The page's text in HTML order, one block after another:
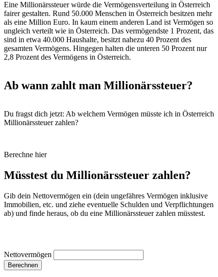
Eine Millionärssteuer würde die Vermögensverteilung in Österreich
fairer gestalten. Rund 50.000 Menschen in Österreich besitzen mehr
als eine Million Euro. In kaum einem anderen Land ist Vermögen so
ungleich verteilt wie in Österreich. Das vermögendste 1 Prozent, das
sind in etwa 40.000 Haushalte, besitzt nahezu 40 Prozent des
gesamten Vermögens. Hingegen halten die unteren 50 Prozent nur
2,8 Prozent des Vermögens in Österreich.
Ab wann zahlt man Millionärssteuer?
Du fragst dich jetzt: Ab welchem Vermögen müsste ich in Österreich
Millionärssteuer zahlen?
Berechne hier
Müsstest du Millionärssteuer zahlen?
Gib dein Nettovermögen ein (dein ungefähres Vermögen inklusive
Immobilien, etc. und ziehe eventuelle Schulden und Verpflichtungen
ab) und finde heraus, ob du eine Millionärssteuer zahlen müsstest.
Nettovermögen
Berechnen